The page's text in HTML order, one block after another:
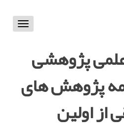
Toggle
پژوهشی
پژوهش های
از اولین